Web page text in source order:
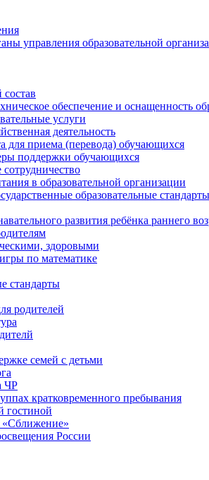
управления образовательной
обеспечение и оснащенность
услуги
деятельность
для приема (перевода) обучающихся
поддержки обучающихся
в образовательной организации
образовательные стандарты
развития ребёнка раннего
здоровыми
по математике
стандарты
родителей
семей с детьми
ЧР
кратковременного пребывания
гостиной
России